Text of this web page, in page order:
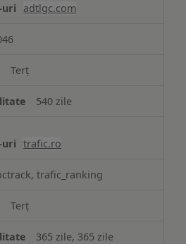
adtlgc.com
Terț
540 zile
trafic.ro
trafic_ranking
Terț
365 zile, 365 zile